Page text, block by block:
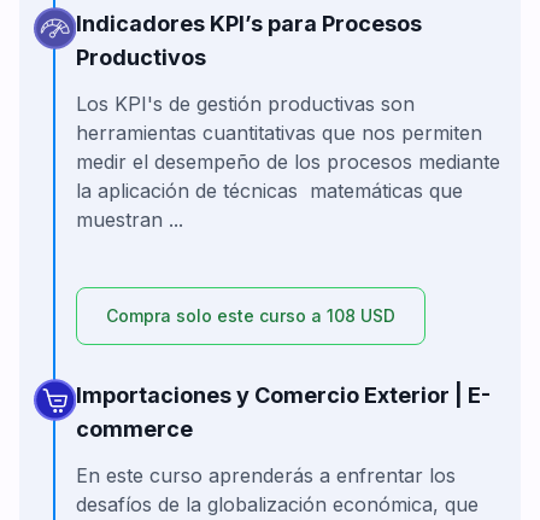
Indicadores KPI’s para Procesos
Productivos
Los KPI's de gestión productivas son
herramientas cuantitativas que nos permiten
medir el desempeño de los procesos mediante
la aplicación de técnicas matemáticas que
muestran ...
Compra solo este curso a 108 USD
Importaciones y Comercio Exterior | E-
commerce
En este curso aprenderás a enfrentar los
desafíos de la globalización económica, que